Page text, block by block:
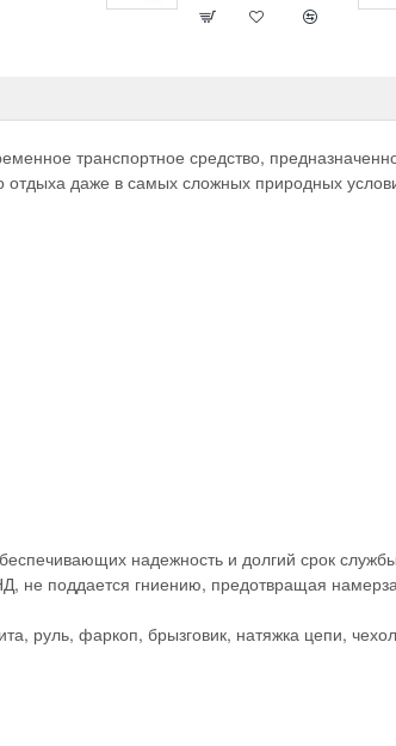
транспортное средство,
отдыха даже в самых сложных природных
надежность и долгий срок
не поддается гниению, предотвращая
руль, фаркоп, брызговик, натяжка цепи,